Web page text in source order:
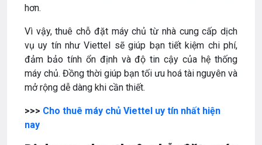
hơn.
Vì vậy, thuê chỗ đặt máy chủ từ nhà cung cấp dịch
vụ uy tín như Viettel sẽ giúp bạn tiết kiệm chi phí,
đảm bảo tính ổn định và độ tin cậy của hệ thống
máy chủ. Đồng thời giúp bạn tối ưu hoá tài nguyên và
mở rộng dễ dàng khi cần thiết.
>>> Cho thuê máy chủ Viettel uy tín nhất hiện
nay